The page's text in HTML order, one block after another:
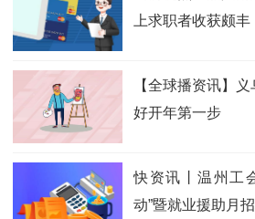
上求职者收获颇丰
【全球播资讯】
好开年第一步
快资讯丨温州工
动”暨就业援助月